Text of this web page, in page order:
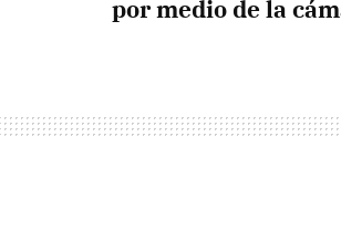
por medio de la